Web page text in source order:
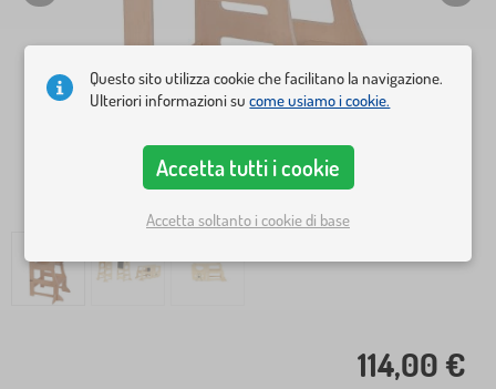
114,00 €
Questo sito utilizza cookie che facilitano la navigazione.
Ulteriori informazioni sucome usiamo i cookie.
Accetta tutti i cookie
Accetta soltanto i cookie di base